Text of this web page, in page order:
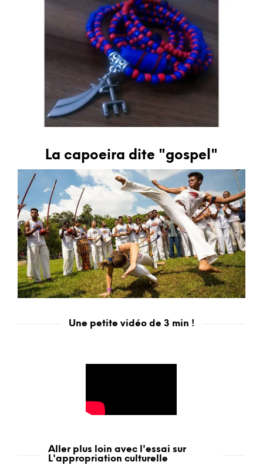
La capoeira dite "gospel"
Une petite vidéo de 3 min !
Aller plus loin avec l'essai sur
L'appropriation culturelle